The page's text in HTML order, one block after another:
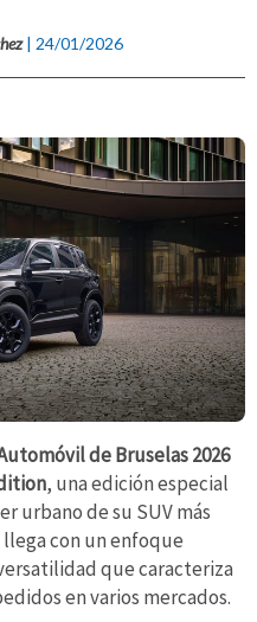
| 24/01/2026
de Bruselas 2026
, una edición especial
urbano de su SUV más
con un enfoque
que caracteriza
en varios mercados.